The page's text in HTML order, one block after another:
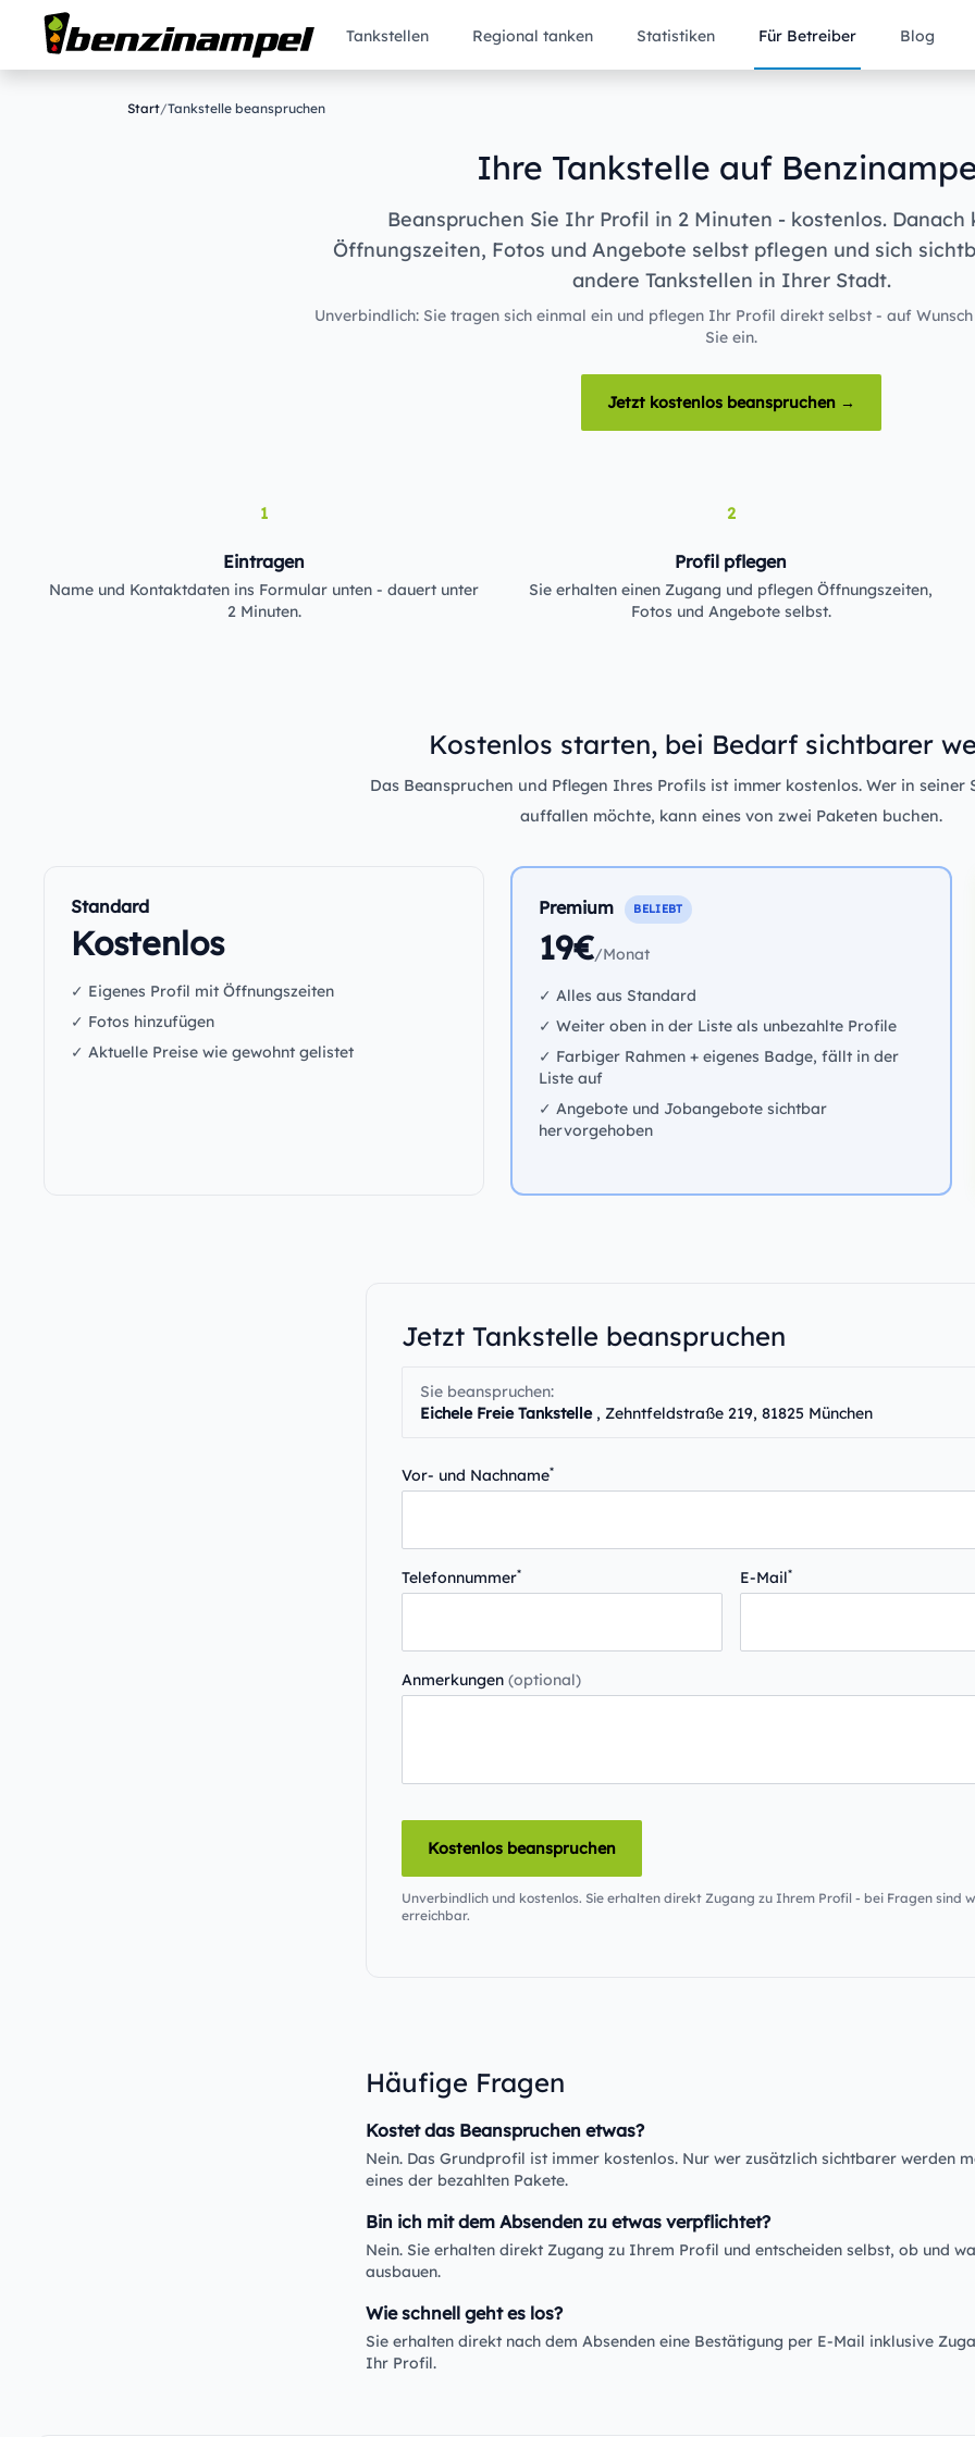
Tankstellen Regional tanken Statistiken Für Betreiber Blog
Start/Tankstelle beanspruchen
Ihre Tankstelle auf
Beanspruchen Sie Ihr Profil in 2 Minuten - kostenlos. Danach
Öffnungszeiten, Fotos und Angebote selbst pflegen und sich
andere Tankstellen in Ihrer Stadt.
Unverbindlich: Sie tragen sich einmal ein und pflegen Ihr Profil direkt selbst - auf
Sie ein.
Jetzt kostenlos beanspruchen →
1
Eintragen
Name und Kontaktdaten ins Formular unten - dauert unter
2 Minuten.
2
Profil pflegen
Sie erhalten einen Zugang und pflegen Öffnungszeiten,
Fotos und Angebote selbst.
Kostenlos starten, bei Bedarf sichtbarer
Das Beanspruchen und Pflegen Ihres Profils ist immer kostenlos. Wer in seiner
auffallen möchte, kann eines von zwei Paketen buchen.
Standard
Kostenlos
✓ Eigenes Profil mit Öffnungszeiten
✓ Fotos hinzufügen
✓ Aktuelle Preise wie gewohnt gelistet
Premium BELIEBT
19€/Monat
✓ Alles aus Standard
✓ Weiter oben in der Liste als unbezahlte Profile
✓ Farbiger Rahmen + eigenes Badge, fällt in der
Liste auf
✓ Angebote und Jobangebote sichtbar
hervorgehoben
Jetzt Tankstelle beanspruchen
Sie beanspruchen:
Eichele Freie Tankstelle , Zehntfeldstraße 219, 81825 München
Vor- und Nachname*
Telefonnummer* E-Mail*
Anmerkungen (optional)
Kostenlos beanspruchen
Unverbindlich und kostenlos. Sie erhalten direkt Zugang zu Ihrem Profil - bei Fragen sind
erreichbar.
Häufige Fragen
Kostet das Beanspruchen etwas?
Nein. Das Grundprofil ist immer kostenlos. Nur wer zusätzlich sichtbarer werden
eines der bezahlten Pakete.
Bin ich mit dem Absenden zu etwas verpflichtet?
Nein. Sie erhalten direkt Zugang zu Ihrem Profil und entscheiden selbst, ob und
ausbauen.
Wie schnell geht es los?
Sie erhalten direkt nach dem Absenden eine Bestätigung per E-Mail inklusive
Ihr Profil.